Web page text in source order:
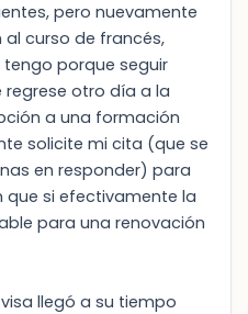
pero nuevamente
curso de francés,
porque seguir
otro día a la
a una formación
solicite mi cita (que se
en responder) para
que si efectivamente la
para una renovación
llegó a su tiempo